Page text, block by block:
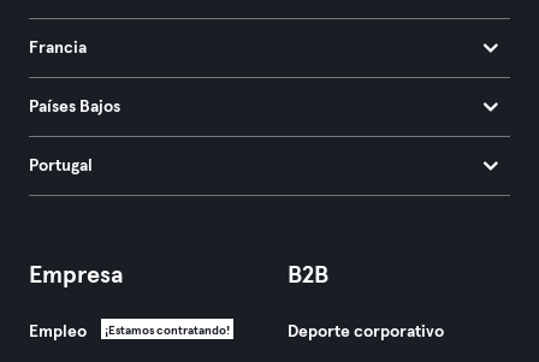
Francia
Países Bajos
Portugal
Empresa
Empleo ¡Estamos contratando!
B2B
Deporte corporativo